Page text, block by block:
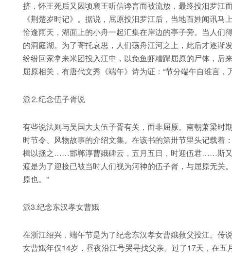
挤，怀王死后又因顷襄王听信谗言而被流放，最终投汨罗江
《荆楚岁时记》。据说，屈原投汨罗江后，当地百姓闻讯
恰逢雨天，湖面上的小舟一起汇集在岸边的亭子旁。当人们
的洞庭湖。为了寄托哀思，人们荡舟江河之上，此后才逐
纷纷回家拿来米团投入江中，以免鱼虾糟蹋屈原的尸体，后
屈原相关，有唐代文秀《端午》诗为证：“节分端午自谁言
派⒉纪念伍子胥说
有些说法则与吴国大夫伍子胥有关，而非屈原。南朝萧梁时
时节令、风物故事的介绍文集。在该书的第卅节里头记载着
楫以拯之……邯郸淳曹娥碑云，五月五日，时迎伍君……斯又
渡是为了迎接已被当时人们视为河神的伍子胥，与屈原无关
原也。”
派3.纪念东汉孝女曹娥
在浙江绍兴，端午节是为了纪念东汉孝女曹娥救父投江。传
女曹娥年仅14岁，昼夜沿江号哭寻找父亲。过了17天，在